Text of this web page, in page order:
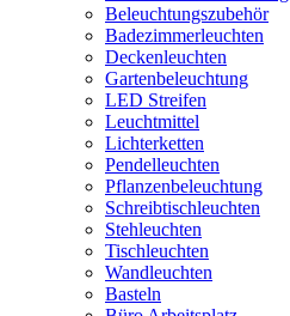
Beleuchtungszubehör
Badezimmerleuchten
Deckenleuchten
Gartenbeleuchtung
LED Streifen
Leuchtmittel
Lichterketten
Pendelleuchten
Pflanzenbeleuchtung
Schreibtischleuchten
Stehleuchten
Tischleuchten
Wandleuchten
Basteln